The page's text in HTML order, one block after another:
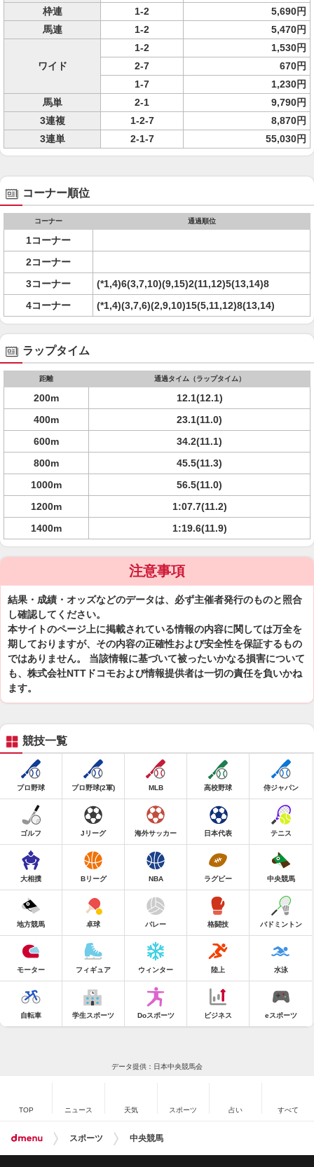
枠連
1-2
5,690円
馬連
1-2 5,470円
ワイド
1-2
1,530円
2-7
670円
1-7
1,230円
馬単
2-1
9,790円
3連複
1-2-7
8,870円
3連単
2-1-7 55,030円
コーナー順位
コーナー 通過順位
1コーナー
2コーナー
3コーナー
(*1,4)6(3,7,10)(9,15)2(11,12)5(13,14)8
4コーナー
(*1,4)(3,7,6)(2,9,10)15(5,11,12)8(13,14)
ラップタイム
距離 通過タイム（ラップタイム）
200m
12.1(12.1)
400m
23.1(11.0)
600m
34.2(11.1)
800m
45.5(11.3)
1000m
56.5(11.0)
1200m
1:07.7(11.2)
1400m
1:19.6(11.9)
注意事項
結果・成績・オッズなどのデータは、必ず主催者発行のものと照合
し確認してください。
本サイトのページ上に掲載されている情報の内容に関しては万全を
期しておりますが、その内容の正確性および安全性を保証するもの
ではありません。 当該情報に基づいて被ったいかなる損害について
も、株式会社NTTドコモおよび情報提供者は一切の責任を負いかね
ます。
競技一覧
プロ野球 プロ野球(2軍) MLB 高校野球 侍ジャパン
ゴルフ Jリーグ 海外サッカー 日本代表 テニス
大相撲 Bリーグ NBA ラグビー 中央競馬
地方競馬 卓球 バレー 格闘技 バドミントン
モーター フィギュア ウィンター 陸上 水泳
自転車 学生スポーツ Doスポーツ ビジネス eスポーツ
データ提供：日本中央競馬会
TOP ニュース 天気 スポーツ 占い すべて
スポーツ 中央競馬